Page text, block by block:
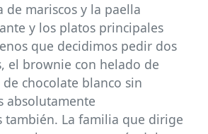
de mariscos y la paella
y los platos principales
que decidimos pedir dos
el brownie con helado de
chocolate blanco sin
absolutamente
también. La familia que dirige